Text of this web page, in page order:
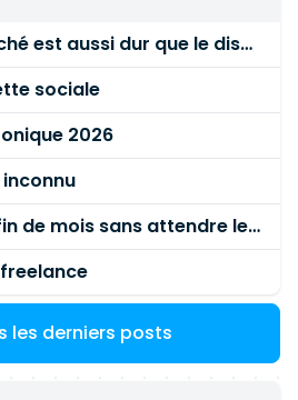
Est-ce que le marché est aussi dur que le disent les commerciaux ?
sociale
2026
ESN qui paient en fin de mois sans attendre le paiement client ?
les derniers posts